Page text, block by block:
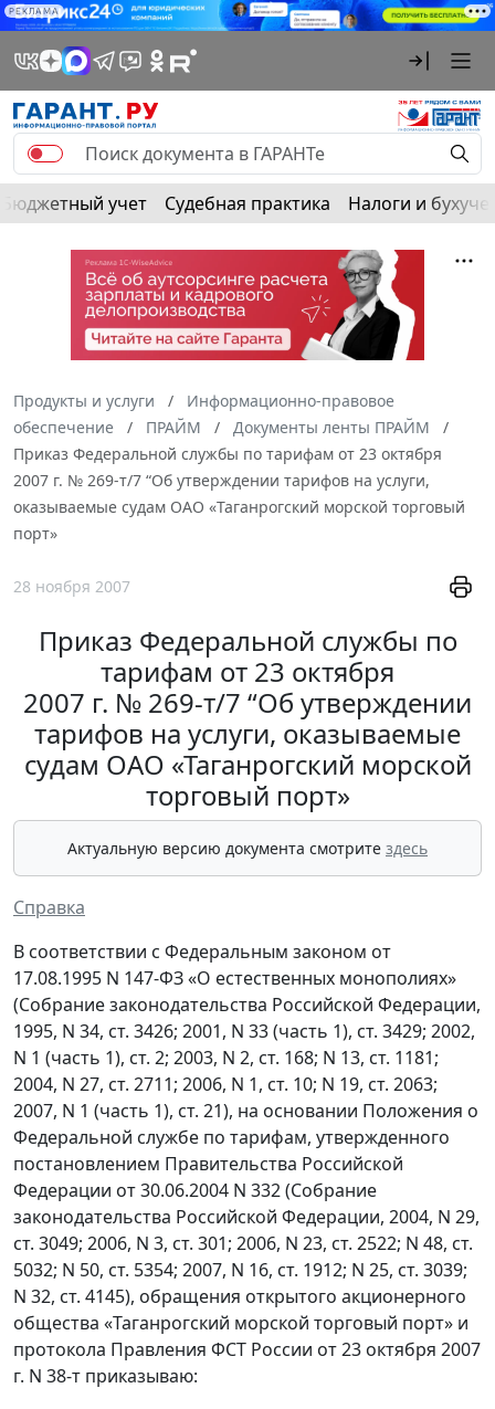
РЕКЛАМА
Бюджетный учет Судебная практика Налоги и
Продукты и услуги
Информационно-правовое
обеспечение
ПРАЙМ
Документы ленты ПРАЙМ
Приказ Федеральной службы по тарифам от 23 октября
2007 г. № 269-т/7 “Об утверждении тарифов на услуги,
оказываемые судам ОАО «Таганрогский морской торговый
порт»
28 ноября 2007
Приказ Федеральной службы по
тарифам от 23 октября
2007 г. № 269-т/7 “Об утверждении
тарифов на услуги, оказываемые
судам ОАО «Таганрогский морской
торговый порт»
Актуальную версию документа смотрите здесь
Справка
В соответствии с Федеральным законом от
17.08.1995 N 147-ФЗ «О естественных монополиях»
(Собрание законодательства Российской Федерации,
1995, N 34, ст. 3426; 2001, N 33 (часть 1), ст. 3429; 2002,
N 1 (часть 1), ст. 2; 2003, N 2, ст. 168; N 13, ст. 1181;
2004, N 27, ст. 2711; 2006, N 1, ст. 10; N 19, ст. 2063;
2007, N 1 (часть 1), ст. 21), на основании Положения о
Федеральной службе по тарифам, утвержденного
постановлением Правительства Российской
Федерации от 30.06.2004 N 332 (Собрание
законодательства Российской Федерации, 2004, N 29,
ст. 3049; 2006, N 3, ст. 301; 2006, N 23, ст. 2522; N 48, ст.
5032; N 50, ст. 5354; 2007, N 16, ст. 1912; N 25, ст. 3039;
N 32, ст. 4145), обращения открытого акционерного
общества «Таганрогский морской торговый порт» и
протокола Правления ФСТ России от 23 октября 2007
г. N 38-т приказываю: